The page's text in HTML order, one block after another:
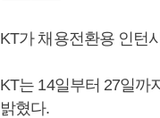
KT가 채용전환용 인턴
KT는 14일부터 27일까
밝혔다.